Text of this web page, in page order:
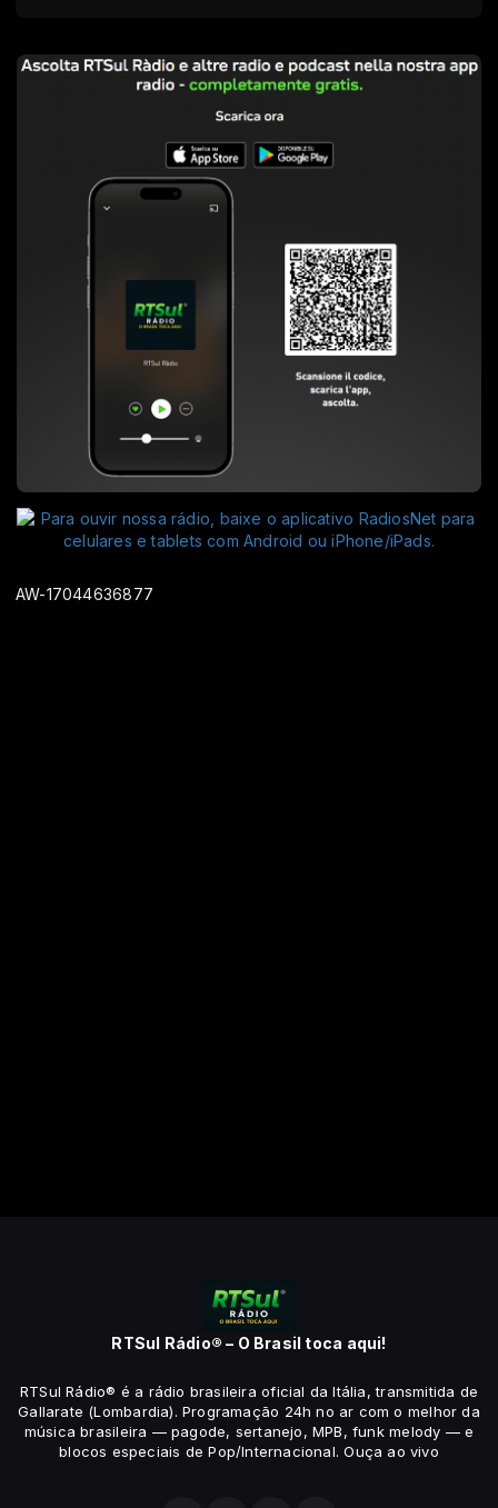
AW-17044636877
RTSul Rádio® – O Brasil toca aqui!
RTSul Rádio® é a rádio brasileira oficial da Itália, transmitida de
Gallarate (Lombardia). Programação 24h no ar com o melhor da
música brasileira — pagode, sertanejo, MPB, funk melody — e
blocos especiais de Pop/Internacional. Ouça ao vivo